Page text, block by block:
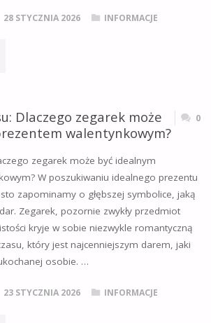
28 STYCZNIA 2026 INFORMACJE
Dlaczego zegarek może
walentynkowym?
0
zegarek może być idealnym
W poszukiwaniu idealnego prezentu
zapominamy o głębszej symbolice, jaką
Zegarek, pozornie zwykły przedmiot
kryje w sobie niezwykle romantyczną
który jest najcenniejszym darem, jaki
osobie. …
23 STYCZNIA 2026 INFORMACJE